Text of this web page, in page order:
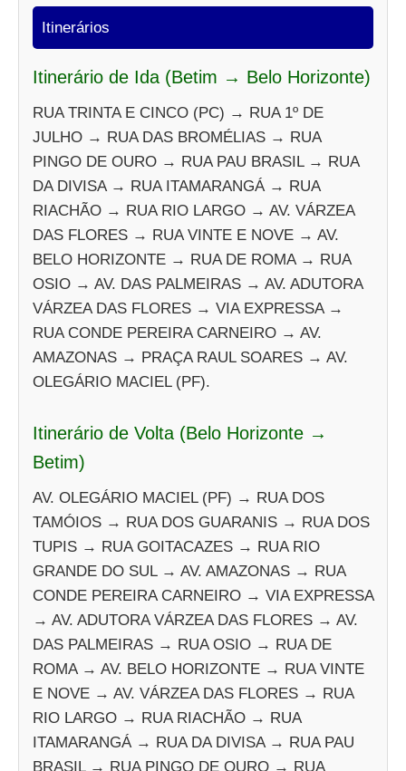
Itinerários
Itinerário de Ida (Betim → Belo Horizonte)
RUA TRINTA E CINCO (PC) → RUA 1º DE
JULHO → RUA DAS BROMÉLIAS → RUA
PINGO DE OURO → RUA PAU BRASIL → RUA
DA DIVISA → RUA ITAMARANGÁ → RUA
RIACHÃO → RUA RIO LARGO → AV. VÁRZEA
DAS FLORES → RUA VINTE E NOVE → AV.
BELO HORIZONTE → RUA DE ROMA → RUA
OSIO → AV. DAS PALMEIRAS → AV. ADUTORA
VÁRZEA DAS FLORES → VIA EXPRESSA →
RUA CONDE PEREIRA CARNEIRO → AV.
AMAZONAS → PRAÇA RAUL SOARES → AV.
OLEGÁRIO MACIEL (PF).
Itinerário de Volta (Belo Horizonte →
Betim)
AV. OLEGÁRIO MACIEL (PF) → RUA DOS
TAMÓIOS → RUA DOS GUARANIS → RUA DOS
TUPIS → RUA GOITACAZES → RUA RIO
GRANDE DO SUL → AV. AMAZONAS → RUA
CONDE PEREIRA CARNEIRO → VIA EXPRESSA
→ AV. ADUTORA VÁRZEA DAS FLORES → AV.
DAS PALMEIRAS → RUA OSIO → RUA DE
ROMA → AV. BELO HORIZONTE → RUA VINTE
E NOVE → AV. VÁRZEA DAS FLORES → RUA
RIO LARGO → RUA RIACHÃO → RUA
ITAMARANGÁ → RUA DA DIVISA → RUA PAU
BRASIL → RUA PINGO DE OURO → RUA